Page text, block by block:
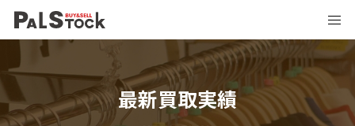
最新買取実績